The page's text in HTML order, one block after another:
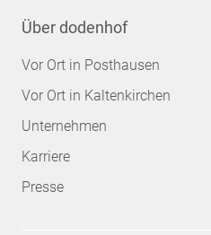
Über dodenhof
Vor Ort in Posthausen
Vor Ort in Kaltenkirchen
Unternehmen
Karriere
Presse